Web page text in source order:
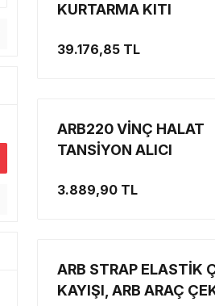
KURTARMA KITI
39.176,85 TL
ARB220 VİNÇ HALAT
TANSİYON ALICI
3.889,90 TL
ARB STRAP ELASTİK
KAYIŞI, ARB ARAÇ